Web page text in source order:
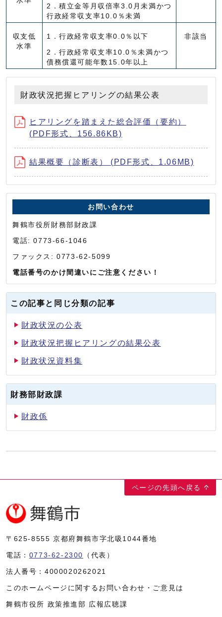
2．積立金等月収倍率3.0月未満かつ
行政経常収支率10.0％未満
収支低
水準
1．行政経常収支率0.0％以下
2．行政経常収支率10.0％未満かつ
債務償還可能年数15.0年以上
非該当
財政状況把握ヒアリングの結果公表
ヒアリングを踏まえた総合評価（要約）
(PDF形式、156.86KB)
結果概要（診断表） (PDF形式、1.06MB)
お問い合わせ
舞鶴市役所財務部財政課
電話: 0773-66-1046
ファックス: 0773-62-5099
電話番号のかけ間違いにご注意ください！
この記事と同じ分類の記事
財政状況の公表
財政状況把握ヒアリングの結果公表
財政状況資料集
財務部財政課
財政係
ページの先頭へ戻る
〒625-8555 京都府舞鶴市字北吸1044番地
電話： 0773-62-2300 （代表）
法人番号： 4000020262021
このホームページに関するお問い合わせ・ご意見は
舞鶴市役所 政策推進部 広報広聴課